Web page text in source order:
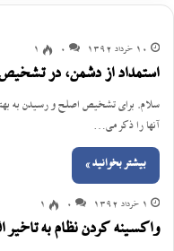
10 خرداد 1392 0
1
استمداد از دشمن، در
سلام. برای تشخیص اصلح و رسیدن به
آنها را ذکر می…
بیشتر بخوانید »
1 خرداد 1392 0
1
واکسینه کردن نظام به تاخیر